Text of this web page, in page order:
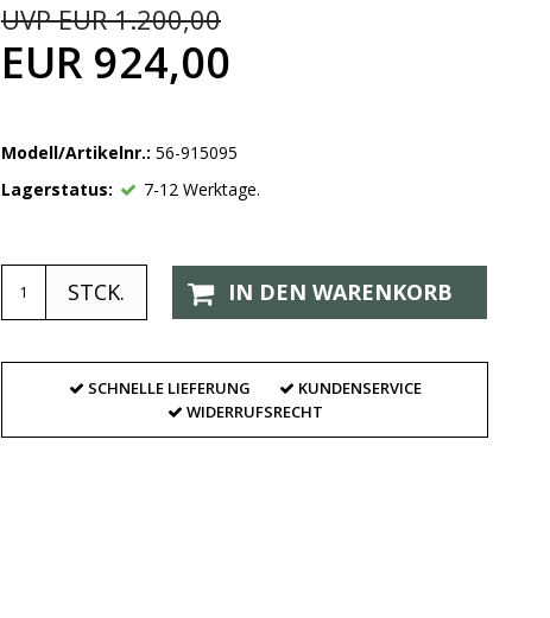
EUR 924,00
UVP EUR 1.200,00
Modell/Artikelnr.: 56-915095
Lagerstatus:
7-12 Werktage.
STCK. IN DEN WARENKORB
SCHNELLE LIEFERUNG
KUNDENSERVICE
WIDERRUFSRECHT